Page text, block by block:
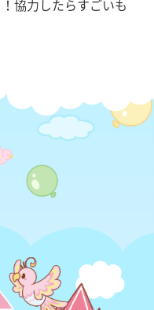
協力したらすごいも